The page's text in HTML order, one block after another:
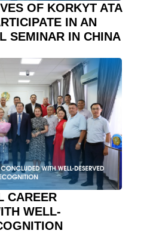
OF KORKYT ATA
IN AN
SEMINAR IN CHINA
CAREER
WELL-